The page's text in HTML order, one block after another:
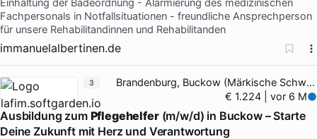
Einhaltung der Badeordnung - Alarmierung des medizinischen
Fachpersonals in Notfallsituationen - freundliche Ansprechperson
für unsere Rehabilitandinnen und Rehabilitanden
immanuelalbertinen.de
Brandenburg, Buckow (Märkische Schweiz)
€ 1.224 | vor 6 M
Ausbildung zum Pflegehelfer(m/w/d) in Buckow – Starte
Deine Zukunft mit Herz und Verantwortung
3